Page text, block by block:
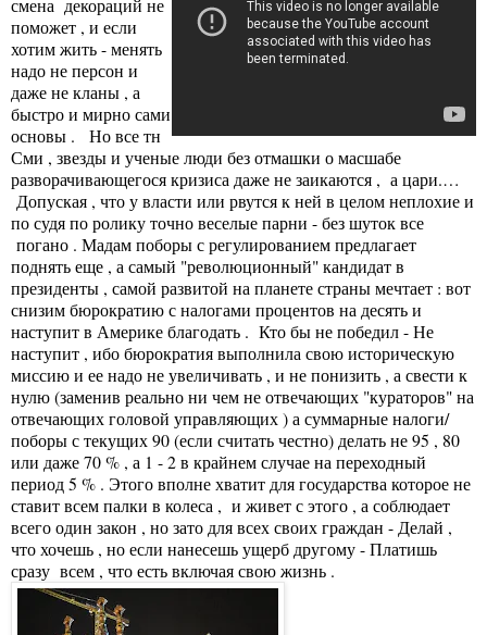
смена декораций не
поможет , и если
хотим жить - менять
надо не персон и
даже не кланы , а
быстро и мирно сами
основы . Но все тн
Сми , звезды и ученые люди без отмашки о масшабе
разворачивающегося кризиса даже не заикаются , а цари.…
Допуская , что у власти или рвутся к ней в целом неплохие и
по судя по ролику точно веселые парни - без шуток все
погано . Мадам поборы с регулированием предлагает
поднять еще , а самый "революционный" кандидат в
президенты , самой развитой на планете страны мечтает : вот
снизим бюрократию с налогами процентов на десять и
наступит в Америке благодать . Кто бы не победил - Не
наступит , ибо бюрократия выполнила свою историческую
миссию и ее надо не увеличивать , и не понизить , а свести к
нулю (заменив реально ни чем не отвечающих "кураторов" на
отвечающих головой управляющих ) а суммарные налоги/
поборы с текущих 90 (если считать честно) делать не 95 , 80
или даже 70 % , а 1 - 2 в крайнем случае на переходный
период 5 % . Этого вполне хватит для государства которое не
ставит всем палки в колеса , и живет с этого , а соблюдает
всего один закон , но зато для всех своих граждан - Делай ,
что хочешь , но если нанесешь ущерб другому - Платишь
сразу всем , что есть включая свою жизнь .